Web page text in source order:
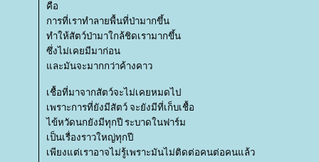
คือ
การที่เราทำลายพื้นที่ป่ามากขึ้น
ทำให้สัตว์ป่ามาใกล้ชิดเรามากขึ้น
ซึ่งไม่เคยมีมาก่อน
ละมันจะมากกว่าค้างคาว
เชื้อที่มาจากสัตว์จะไม่เคยหมดไป
เพราะการที่ยังมีสัตว์ จะยังมีที่เก็บเชื้อ
ไข้หวัดนกยังมีทุกปี ระบาดในฟาร์ม
เป็นเรื่องราวใหญ่ทุกปี
เพียงแต่เราอาจไม่รู้เพราะมันไม่ติดต่อคนต่อคนแล้ว